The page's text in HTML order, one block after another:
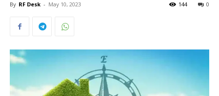
By RF Desk - May 10, 2023 0
144